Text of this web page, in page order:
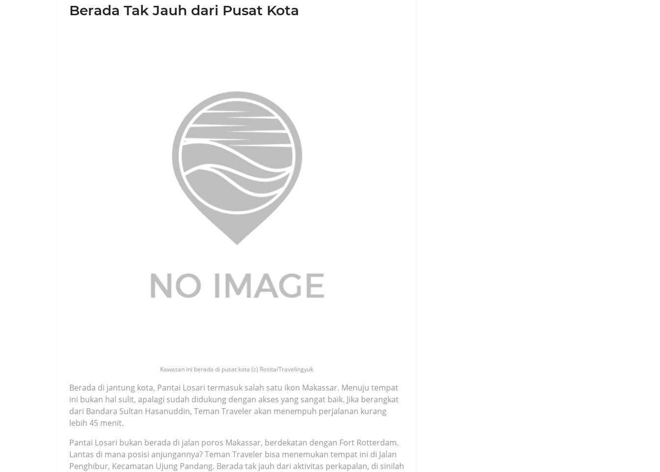
Berada Tak Jauh dari Pusat Kota
Kawasan ini berada di pusat kota (c) Rosita/Travelingyuk
Berada di jantung kota, Pantai Losari termasuk salah satu ikon Makassar. Menuju tempat
ini bukan hal sulit, apalagi sudah didukung dengan akses yang sangat baik. Jika berangkat
dari Bandara Sultan Hasanuddin, Teman Traveler akan menempuh perjalanan kurang
lebih 45 menit.
Pantai Losari bukan berada di jalan poros Makassar, berdekatan dengan Fort Rotterdam.
Lantas di mana posisi anjungannya? Teman Traveler bisa menemukan tempat ini di Jalan
Penghibur, Kecamatan Ujung Pandang. Berada tak jauh dari aktivitas perkapalan, di sinilah